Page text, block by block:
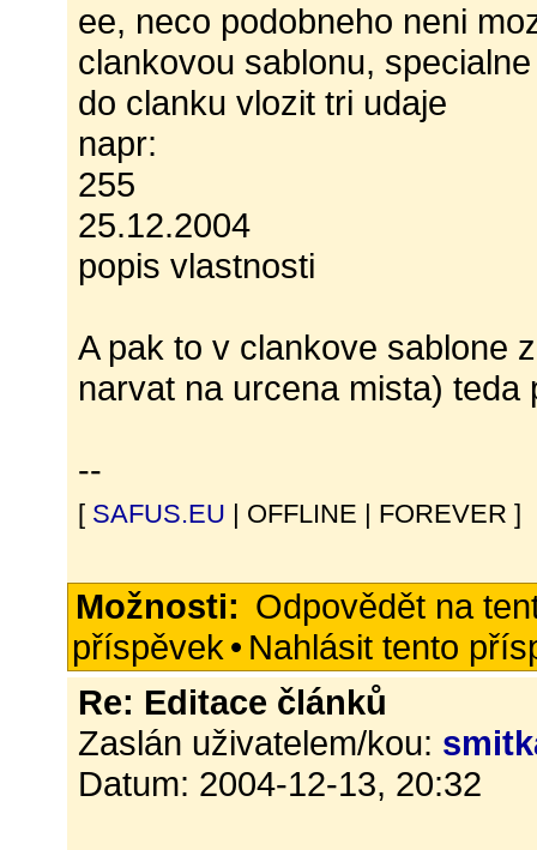
ee, neco podobneho neni
clankovou sablonu,
do clanku vlozit tri udaje
napr:
255
25.12.2004
popis vlastnosti
A pak to v clankove sablone
narvat na urcena mista)
--
[ SAFUS.EU | OFFLINE | FOREVER ]
Možnosti: Odpovědět na
příspěvek • Nahlásit tento
Re: Editace článků
Zaslán uživatelem/kou:
Datum: 2004-12-13, 20:32